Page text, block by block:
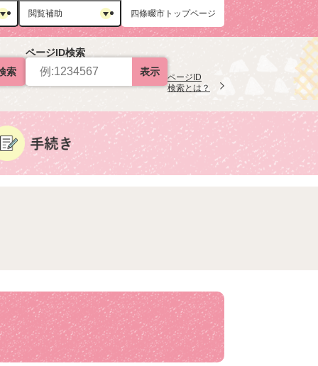
閲覧補助 四條畷市トップページ
索
ページID検索
ページID
検索とは？
表示